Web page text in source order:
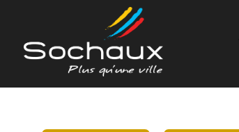
Panneau de gestion des cookies